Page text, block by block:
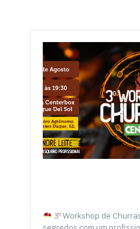
3º Workshop de